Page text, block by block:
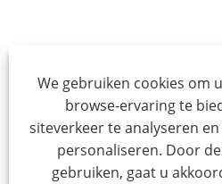
We gebruiken cookies om
browse-ervaring te
siteverkeer te analyseren
personaliseren. Door
gebruiken, gaat u